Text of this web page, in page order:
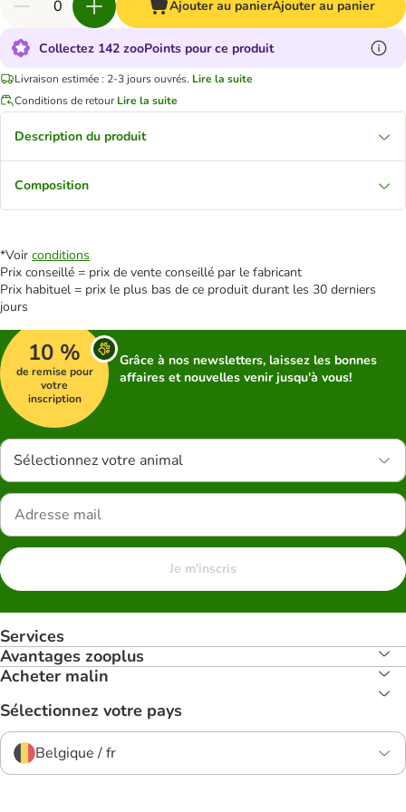
Ajouter au panierAjouter au panier
Collectez 142 zooPoints pour ce produit
Livraison estimée : 2-3 jours ouvrés. Lire la suite
Conditions de retour Lire la suite
Description du produit
Composition
*Voir conditions
Prix conseillé = prix de vente conseillé par le fabricant
Prix habituel = prix le plus bas de ce produit durant les 30 derniers
jours
10 %
de remise pour
votre
inscription
Grâce à nos newsletters, laissez les bonnes
affaires et nouvelles venir jusqu'à vous!
Sélectionnez votre animal
Je m'inscris
Services
Avantages zooplus
Acheter malin
Sélectionnez votre pays
Belgique / fr